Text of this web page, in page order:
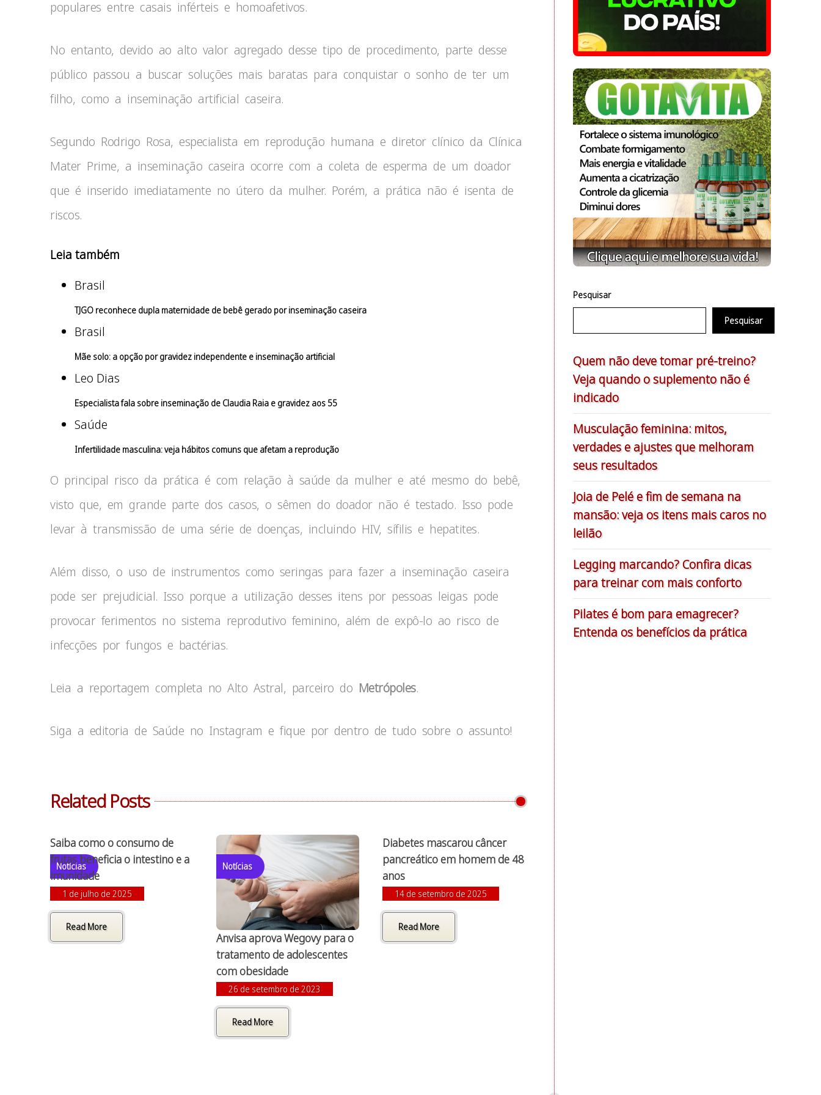
populares entre casais inférteis e homoafetivos.
No entanto, devido ao alto valor agregado desse tipo de procedimento, parte desse
público passou a buscar soluções mais baratas para conquistar o sonho de ter um
filho, como a inseminação artificial caseira.
Segundo Rodrigo Rosa, especialista em reprodução humana e diretor clínico da Clínica
Mater Prime, a inseminação caseira ocorre com a coleta de esperma de um doador
que é inserido imediatamente no útero da mulher. Porém, a prática não é isenta de
riscos.
Leia também
Brasil
TJGO reconhece dupla maternidade de bebê gerado por inseminação caseira
Brasil
Mãe solo: a opção por gravidez independente e inseminação artificial
Leo Dias
Especialista fala sobre inseminação de Claudia Raia e gravidez aos 55
Saúde
Infertilidade masculina: veja hábitos comuns que afetam a reprodução
O principal risco da prática é com relação à saúde da mulher e até mesmo do bebê,
visto que, em grande parte dos casos, o sêmen do doador não é testado. Isso pode
levar à transmissão de uma série de doenças, incluindo HIV, sífilis e hepatites.
Além disso, o uso de instrumentos como seringas para fazer a inseminação caseira
pode ser prejudicial. Isso porque a utilização desses itens por pessoas leigas pode
provocar ferimentos no sistema reprodutivo feminino, além de expô-lo ao risco de
infecções por fungos e bactérias.
Leia a reportagem completa no Alto Astral, parceiro do Metrópoles.
Siga a editoria de Saúde no Instagram e fique por dentro de tudo sobre o assunto!
Related Posts
Notícias
Saiba como o consumo de
frutas beneficia o intestino e a
imunidade
1 de julho de 2025
Read More
Notícias
Anvisa aprova Wegovy para o
tratamento de adolescentes
com obesidade
26 de setembro de 2023
Read More
Diabetes mascarou câncer
pancreático em homem de 48
anos
14 de setembro de 2025
Read More
Pesquisar
Pesquisar
Quem não deve tomar pré-treino?
Veja quando o suplemento não é
indicado
Musculação feminina: mitos,
verdades e ajustes que melhoram
seus resultados
Joia de Pelé e fim de semana na
mansão: veja os itens mais caros no
leilão
Legging marcando? Confira dicas
para treinar com mais conforto
Pilates é bom para emagrecer?
Entenda os benefícios da prática